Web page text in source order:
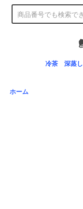
冷茶 深蒸し
ホーム